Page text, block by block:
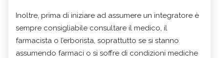
Inoltre, prima di iniziare ad assumere un integratore è
sempre consigliabile consultare il medico, il
farmacista o l’erborista, soprattutto se si stanno
assumendo farmaci o si soffre di condizioni mediche